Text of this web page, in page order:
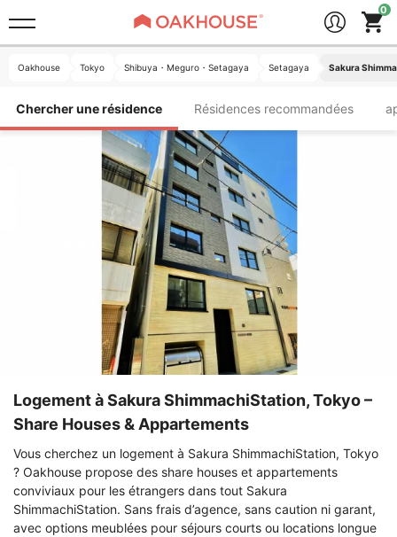
Oakhouse Tokyo Shibuya・Meguro・Setagaya Setagaya Sakura
Chercher une résidence Résidences recommandées
Logement à Sakura ShimmachiStation, Tokyo –
Share Houses & Appartements
Vous cherchez un logement à Sakura ShimmachiStation, Tokyo
? Oakhouse propose des share houses et appartements
conviviaux pour les étrangers dans tout Sakura
ShimmachiStation. Sans frais d’agence, sans caution ni garant,
avec options meublées pour séjours courts ou locations longue